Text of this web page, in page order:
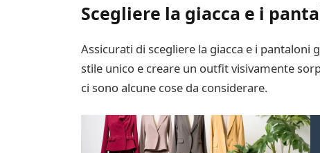
Scegliere la giacca e i
Assicurati di scegliere la giacca e i
stile unico e creare un outfit visivamente
ci sono alcune cose da considerare.